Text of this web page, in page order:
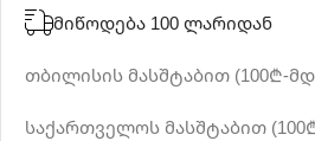
მიწოდება 100 ლარიდან
თბილისის მასშტაბით (100₾-
საქართველოს მასშტაბით